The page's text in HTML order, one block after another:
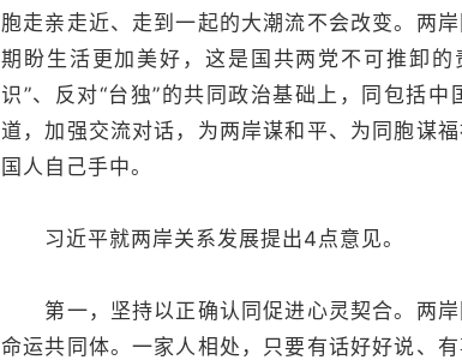
胞走亲走近、走到一起的大潮流不会改变。两
期盼生活更加美好，这是国共两党不可推卸
识”、反对“台独”的共同政治基础上，同包括
道，加强交流对话，为两岸谋和平、为同胞谋
国人自己手中。
习近平就两岸关系发展提出4点意见。
第一，坚持以正确认同促进心灵契合。两岸
命运共同体。一家人相处，只要有话好好说、